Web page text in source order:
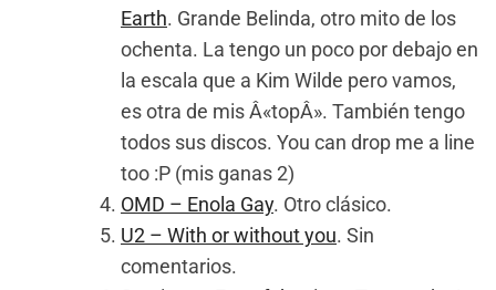
Earth. Grande Belinda, otro mito de los
ochenta. La tengo un poco por debajo en
la escala que a Kim Wilde pero vamos,
es otra de mis Â«topÂ». También tengo
todos sus discos. You can drop me a line
too :P (mis ganas 2)
OMD – Enola Gay. Otro clásico.
U2 – With or without you. Sin
comentarios.